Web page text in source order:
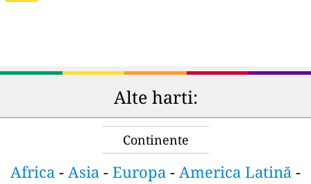
Alte harti:
Continente
Africa - Asia - Europa - America Latină -